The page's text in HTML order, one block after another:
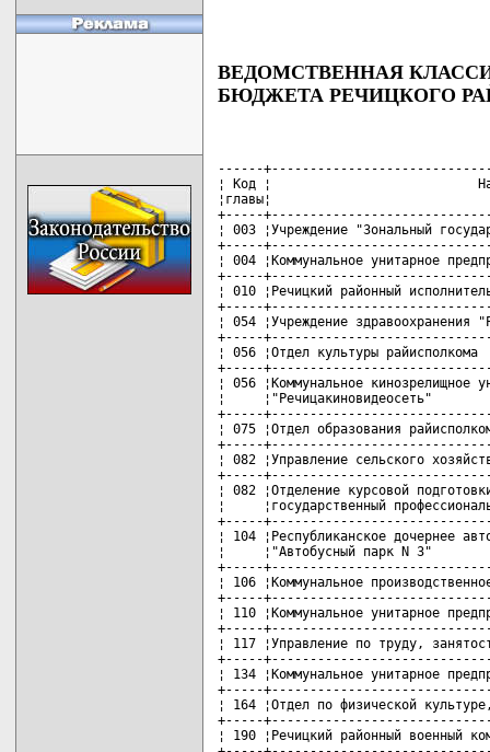
ВЕДОМСТВЕННАЯ
БЮДЖЕТА РЕЧИЦКОГО
------
¦ Код ¦
¦главы¦
+-----
¦ 003 ¦Учреждение "Зональный
+-----
¦ 004 ¦Коммунальное унитарное
+-----
¦ 010 ¦Речицкий районный
+-----
¦ 054 ¦Учреждение здравоохранения
+-----
¦ 056 ¦Отдел культуры
+-----
¦ 056 ¦Коммунальное
¦
+-----
¦ 075 ¦Отдел образования
+-----
¦ 082 ¦Управление сельского
+-----
¦ 082 ¦Отделение курсовой
¦     ¦государственный
+-----
¦ 104 ¦Республиканское дочернее
¦     ¦"Автобусный парк N
+-----
¦ 106 ¦Коммунальное
+-----
¦ 110 ¦Коммунальное унитарное
+-----
¦ 117 ¦Управление по труду,
+-----
¦ 134 ¦Коммунальное унитарное
+-----
¦ 164 ¦Отдел по физической
+-----
¦ 190 ¦Речицкий районный